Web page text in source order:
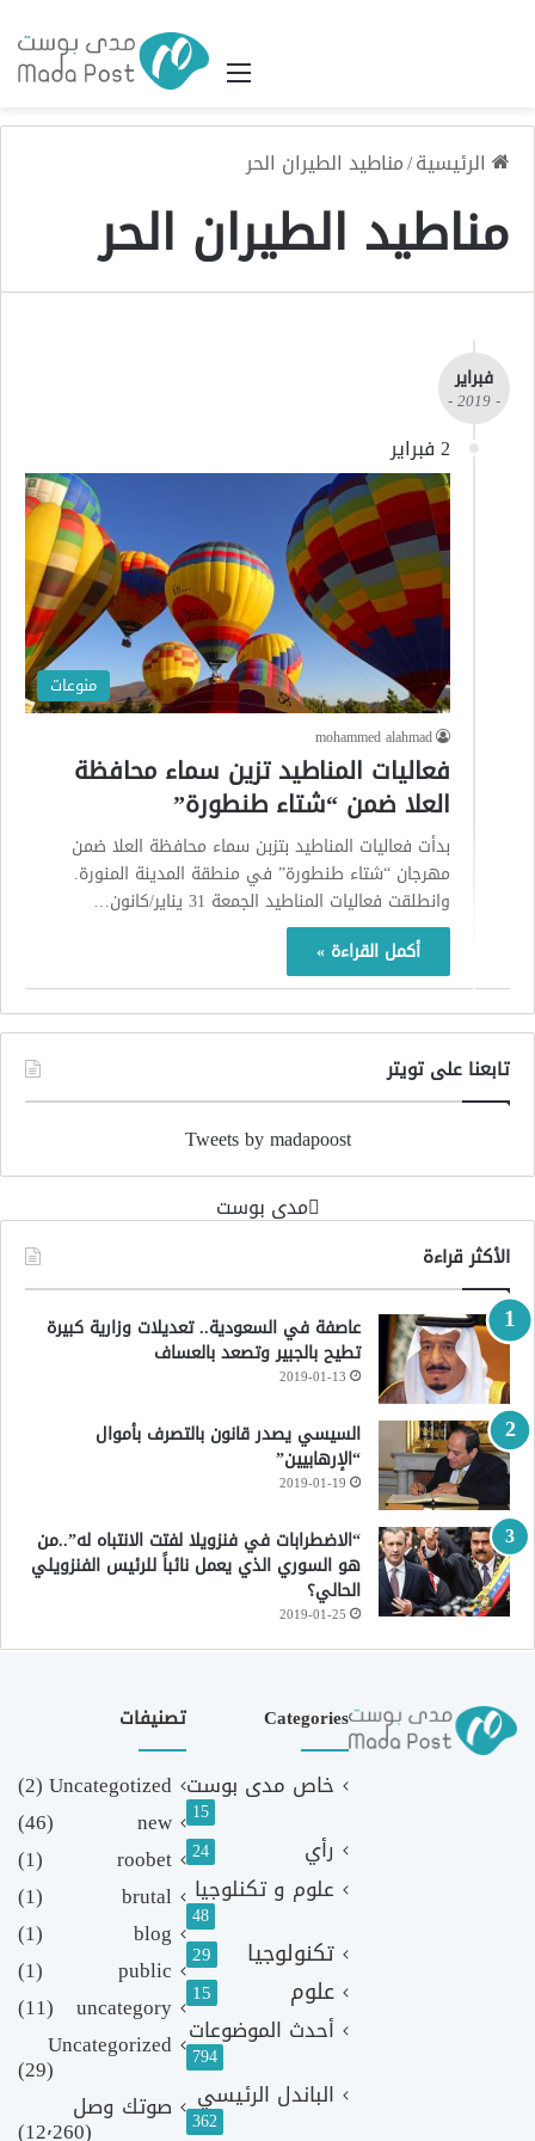
القائمة
الرئيسية/مناطيد الطيران الحر
مناطيد الطيران الحر
فبراير
- 2019 -
2 فبراير
منوعات
mohammed alahmad
فعاليات المناطيد تزين سماء محافظة
العلا ضمن “شتاء طنطورة”
بدأت فعاليات المناطيد بتزبن سماء محافظة العلا ضمن
مهرجان “شتاء طنطورة” في منطقة المدينة المنورة.
وانطلقت فعاليات المناطيد الجمعة 31 يناير/كانون…
أكمل القراءة »
تابعنا على تويتر
Tweets by madapoost
‏مدى بوست‏
الأكثر قراءة
عاصفة في السعودية.. تعديلات وزارية كبيرة
تطيح بالجبير وتصعد بالعساف
2019-01-13
السيسي يصدر قانون بالتصرف بأموال
“الإرهابيين”
2019-01-19
“الاضطرابات في فنزويلا لفتت الانتباه له”..من
هو السوري الذي يعمل نائباً للرئيس الفنزويلي
الحالي؟
2019-01-25
Categories
خاص مدى بوست
15
رأي 24
علوم و تكنلوجيا
48
تكنولوجيا 29
علوم 15
أحدث الموضوعات
794
الباندل الرئيسي
362
تصنيفات
Uncategotized
(2)
new
(46)
roobet
(1)
brutal
(1)
blog
(1)
public
(1)
uncategory
(11)
Uncategorized
(29)
صوتك وصل
(12٬260)